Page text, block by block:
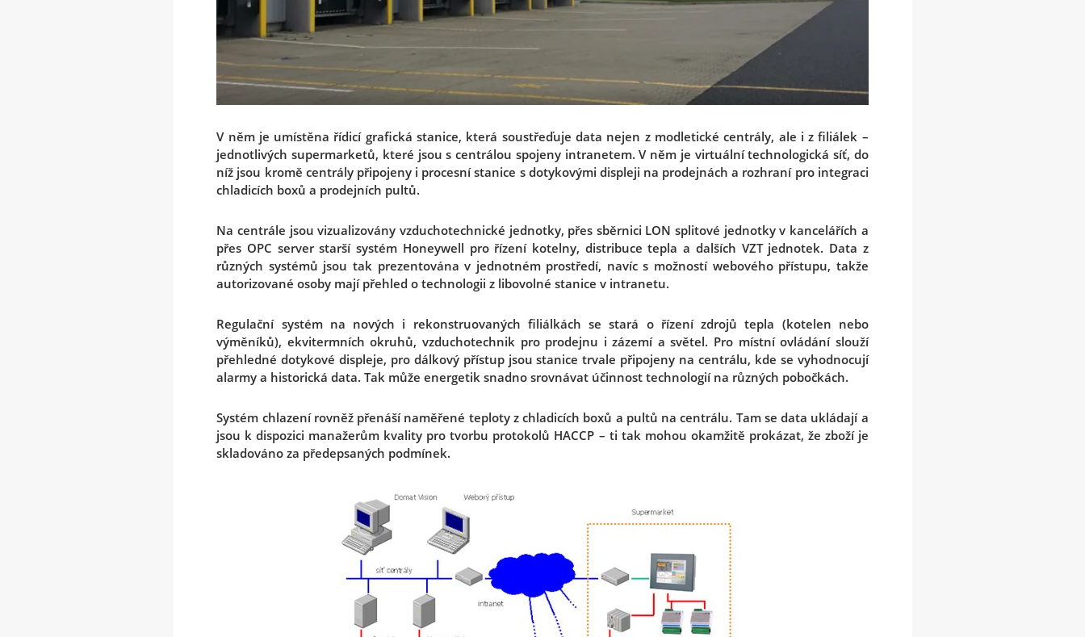
V něm je umístěna řídicí grafická stanice, která soustřeďuje data nejen z modletické centrály, ale i z filiálek –
jednotlivých supermarketů, které jsou s centrálou spojeny intranetem. V něm je virtuální technologická síť, do
níž jsou kromě centrály připojeny i procesní stanice s dotykovými displeji na prodejnách a rozhraní pro integraci
chladicích boxů a prodejních pultů.
Na centrále jsou vizualizovány vzduchotechnické jednotky, přes sběrnici LON splitové jednotky v kancelářích a
přes OPC server starší systém Honeywell pro řízení kotelny, distribuce tepla a dalších VZT jednotek. Data z
různých systémů jsou tak prezentována v jednotném prostředí, navíc s možností webového přístupu, takže
autorizované osoby mají přehled o technologii z libovolné stanice v intranetu.
Regulační systém na nových i rekonstruovaných filiálkách se stará o řízení zdrojů tepla (kotelen nebo
výměníků), ekvitermních okruhů, vzduchotechnik pro prodejnu i zázemí a světel. Pro místní ovládání slouží
přehledné dotykové displeje, pro dálkový přístup jsou stanice trvale připojeny na centrálu, kde se vyhodnocují
alarmy a historická data. Tak může energetik snadno srovnávat účinnost technologií na různých pobočkách.
Systém chlazení rovněž přenáší naměřené teploty z chladicích boxů a pultů na centrálu. Tam se data ukládají a
jsou k dispozici manažerům kvality pro tvorbu protokolů HACCP – ti tak mohou okamžitě prokázat, že zboží je
skladováno za předepsaných podmínek.